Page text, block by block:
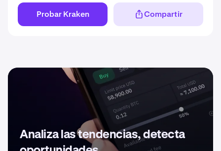
Probar Kraken Compartir
Analiza las tendencias, detecta